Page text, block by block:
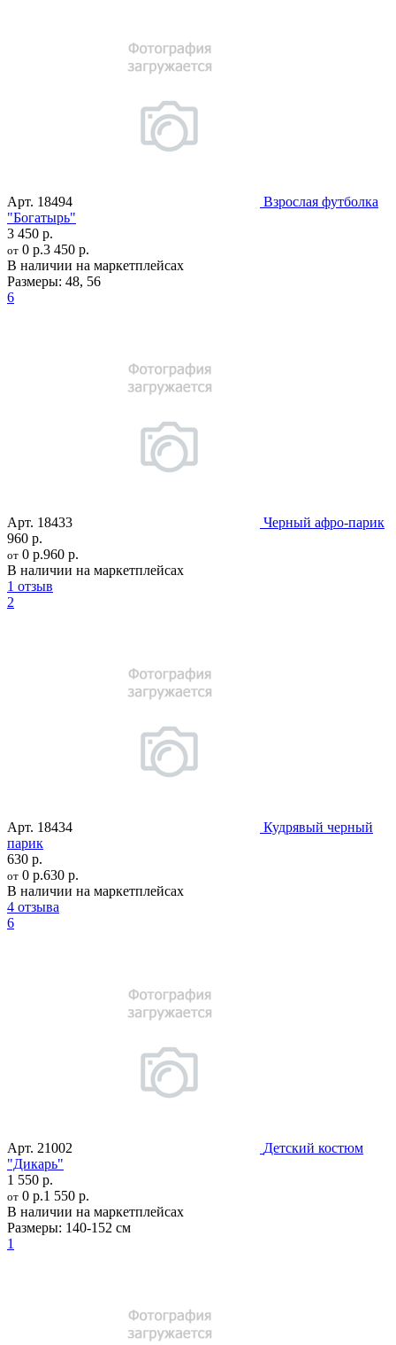
Арт. 18494
Взрослая футболка
"Богатырь"
3 450 р.
от 0 р.3 450 р.
В наличии на маркетплейсах
Размеры: 48, 56
6
Арт. 18433
Черный афро-парик
960 р.
от 0 р.960 р.
В наличии на маркетплейсах
1 отзыв
2
Арт. 18434
Кудрявый черный
парик
630 р.
от 0 р.630 р.
В наличии на маркетплейсах
4 отзыва
6
Арт. 21002
Детский костюм
"Дикарь"
1 550 р.
от 0 р.1 550 р.
В наличии на маркетплейсах
Размеры: 140-152 см
1